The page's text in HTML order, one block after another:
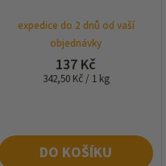
expedice do 2 dnů od vaší
objednávky
137 Kč
Měrná
342,50 Kč / 1 kg
DO KOŠÍKU